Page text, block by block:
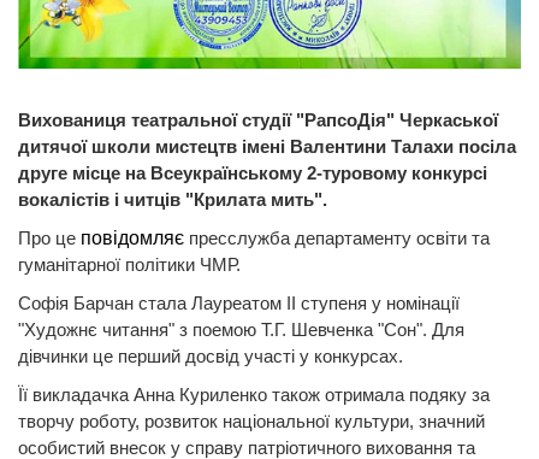
Вихованиця театральної студії "РапсоДія" Черкаської
дитячої школи мистецтв імені Валентини Талахи посіла
друге місце на Всеукраїнському 2-туровому конкурсі
вокалістів і читців "Крилата мить".
Про це повідомляє пресслужба департаменту освіти та
гуманітарної політики ЧМР.
Софія Барчан стала Лауреатом ІІ ступеня у номінації
"Художнє читання" з поемою Т.Г. Шевченка "Сон". Для
дівчинки це перший досвід участі у конкурсах.
Її викладачка Анна Куриленко також отримала подяку за
творчу роботу, розвиток національної культури, значний
особистий внесок у справу патріотичного виховання та